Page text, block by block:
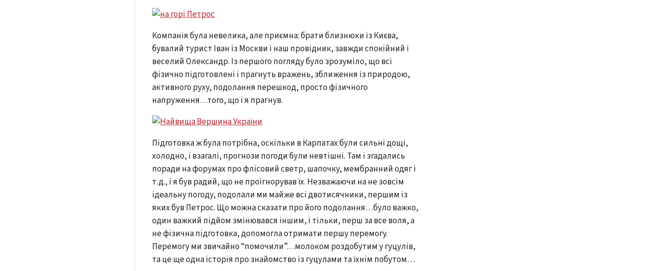
Компанія була невелика, але приємна: брати близнюки із Києва,
бувалий турист Іван із Москви і наш провідник, завжди спокійний і
веселий Олександр. Із першого погляду було зрозуміло, що всі
фізично підготовлені і прагнуть вражень, зближення із природою,
активного руху, подолання перешкод, просто фізичного
напруження…того, що і я прагнув.
Підготовка ж була потрібна, оскільки в Карпатах були сильні дощі,
холодно, і взагалі, прогнози погоди були невтішні. Там і згадались
поради на форумах про флісовий светр, шапочку, мембранний одяг і
т.д., і я був радий, що не проігнорував їх. Незважаючи на не зовсім
ідеальну погоду, подолали ми майже всі двотисячники, першим із
яких був Петрос. Що можна сказати про його подолання…було важко,
один важкий підйом змінювався іншим, і тільки, перш за все воля, а
не фізична підготовка, допомогла отримати першу перемогу.
Перемогу ми звичайно “помочили”…молоком роздобутим у гуцулів,
та це ще одна історія про знайомство із гуцулами та їхнім побутом…